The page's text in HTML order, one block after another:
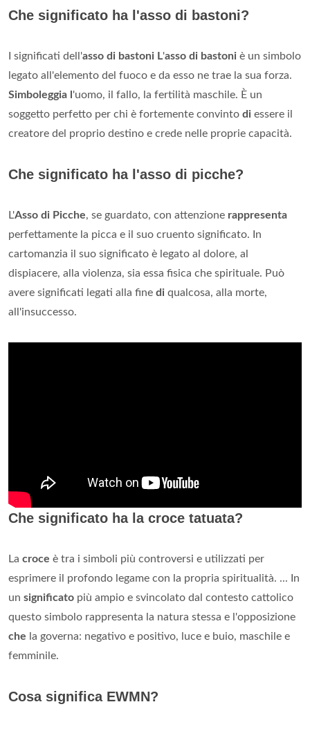
Che significato ha l'asso di bastoni?
I significati dell'asso di bastoni L'asso di bastoni è un simbolo
legato all'elemento del fuoco e da esso ne trae la sua forza.
Simboleggia l 'uomo, il fallo, la fertilità maschile. È un
soggetto perfetto per chi è fortemente convinto di essere il
creatore del proprio destino e crede nelle proprie capacità.
Che significato ha l'asso di picche?
L'Asso di Picche, se guardato, con attenzione rappresenta
perfettamente la picca e il suo cruento significato. In
cartomanzia il suo significato è legato al dolore, al
dispiacere, alla violenza, sia essa fisica che spirituale. Può
avere significati legati alla fine di qualcosa, alla morte,
all'insuccesso.
Che significato ha la croce tatuata?
La croce è tra i simboli più controversi e utilizzati per
esprimere il profondo legame con la propria spiritualità. ... In
un significato più ampio e svincolato dal contesto cattolico
questo simbolo rappresenta la natura stessa e l'opposizione
che la governa: negativo e positivo, luce e buio, maschile e
femminile.
Cosa significa EWMN?